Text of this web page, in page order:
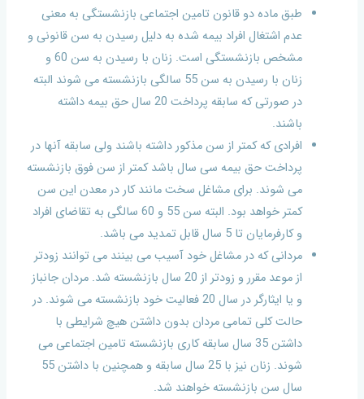
طبق ماده دو قانون تامین اجتماعی بازنشستگی به معنی
عدم اشتغال افراد بیمه شده به دلیل رسیدن به سن قانونی و
مشخص بازنشستگی است. زنان با رسیدن به سن 60 و
زنان با رسیدن به سن 55 سالگی بازنشسته می شوند البته
در صورتی که سابقه پرداخت 20 سال حق بیمه داشته
باشند.
افرادی که کمتر از سن مذکور داشته باشند ولی سابقه آنها در
پرداخت حق بیمه سی سال باشد کمتر از سن فوق بازنشسته
می شوند. برای مشاغل سخت مانند کار در معدن این سن
کمتر خواهد بود. البته سن 55 و 60 سالگی به تقاضای افراد
و کارفرمایان تا 5 سال قابل تمدید می باشد.
مردانی که در مشاغل خود آسیب می بینند می توانند زودتر
از موعد مقرر و زودتر از 20 سال بازنشسته شد. مردان جانباز
و یا ایثارگر در سال 20 فعالیت خود بازنشسته می شوند. در
حالت کلی تمامی مردان بدون داشتن هیچ شرایطی با
داشتن 35 سال سابقه کاری بازنشسته تامین اجتماعی می
شوند. زنان نیز با 25 سال سابقه و همچنین با داشتن 55
سال سن بازنشسته خواهند شد.